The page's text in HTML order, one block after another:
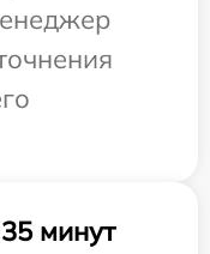
минут